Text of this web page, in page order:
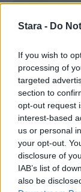
Stara - Do
If you wish to
processing of
targeted
section to
opt-out request
interest-based
us or personal
your opt-out.
disclosure of
IAB’s list of
also be
2
syksyn